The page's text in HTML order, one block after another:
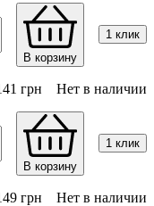
В корзину
1 клик
грн Нет в наличии
В корзину
1 клик
грн Нет в наличии